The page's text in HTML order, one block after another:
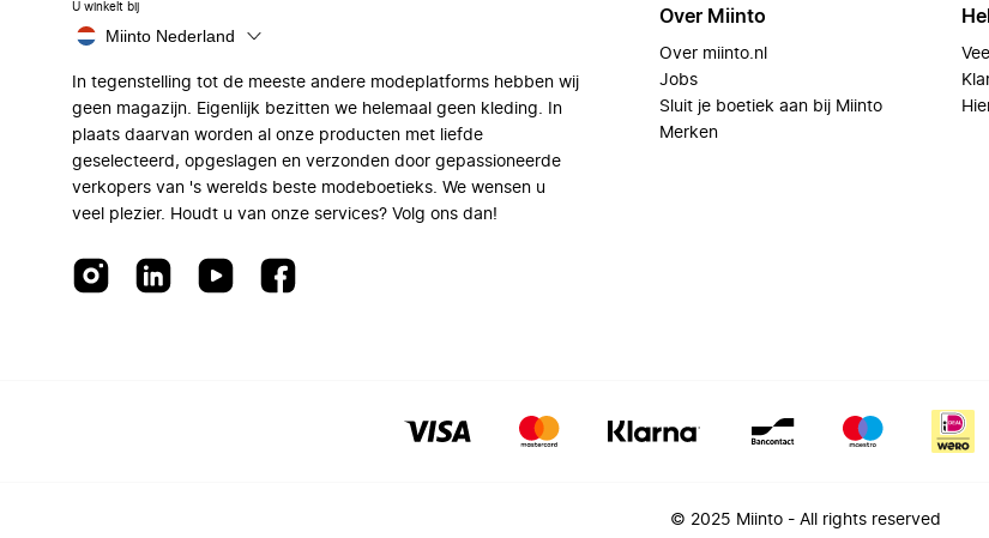
U winkelt bij
Miinto Nederland
In tegenstelling tot de meeste andere modeplatforms hebben wij
geen magazijn. Eigenlijk bezitten we helemaal geen kleding. In
plaats daarvan worden al onze producten met liefde
geselecteerd, opgeslagen en verzonden door gepassioneerde
verkopers van 's werelds beste modeboetieks. We wensen u
veel plezier. Houdt u van onze services? Volg ons dan!
Over Miinto
Over miinto.nl
Jobs
Sluit je boetiek aan bij Miinto
Merken
© 2025 Miinto - All rights reserved